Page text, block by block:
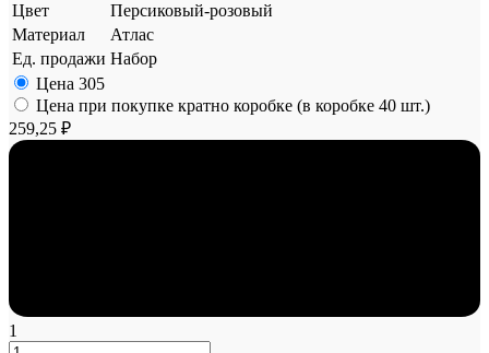
Цвет
Персиковый-розовый
Материал
Атлас
Ед. продажи Набор
Цена 305
Цена при покупке кратно коробке (в коробке 40 шт.)
259,25 ₽
1